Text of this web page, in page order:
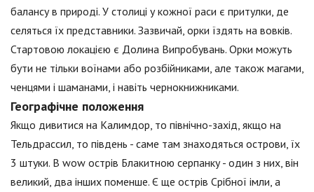
балансу в природі. У столиці у кожної раси є притулки, де
селяться їх представники. Зазвичай, орки їздять на вовків.
Стартовою локацією є Долина Випробувань. Орки можуть
бути не тільки воїнами або розбійниками, але також магами,
ченцями і шаманами, і навіть чернокнижниками.
Географічне положення
Якщо дивитися на Калимдор, то північно-захід, якщо на
Тельдрассил, то південь - саме там знаходяться острови, їх
3 штуки. В wow острів Блакитною серпанку - один з них, він
великий, два інших поменше. Є ще острів Срібної імли, а